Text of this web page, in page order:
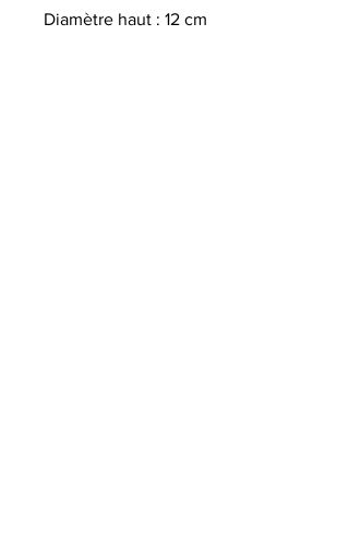
Diamètre haut : 12 cm